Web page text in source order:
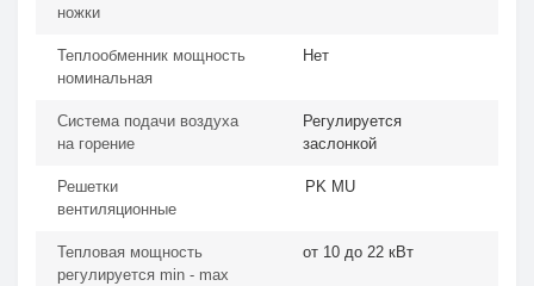
ножки
Теплообменник мощность
номинальная
Нет
Система подачи воздуха
на горение
Регулируется
заслонкой
Решетки
вентиляционные
PK MU
Тепловая мощность
регулируется min - max
от 10 до 22 кВт